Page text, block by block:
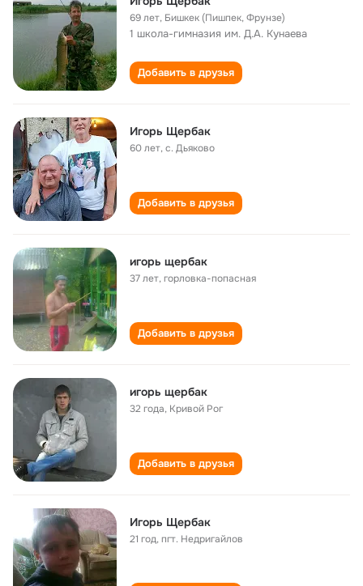
69 лет, Бишкек (Пишпек, Фрунзе)
1 школа-гимназия им. Д.А. Кунаева
Добавить в друзья
Игорь Щербак
60 лет,с. Дьяково
Добавить в друзья
игорь щербак
37 лет,горловка-попасная
Добавить в друзья
игорь щербак
32 года, Кривой Рог
Добавить в друзья
Игорь Щербак
21 год,пгт. Недригайлов